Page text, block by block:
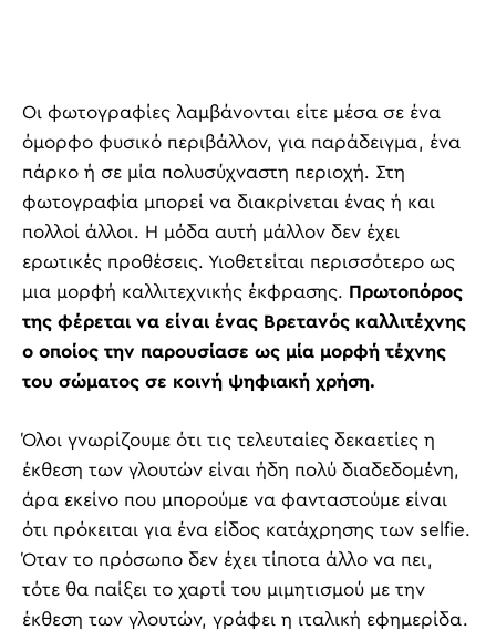
Οι φωτογραφίες λαμβάνονται είτε μέσα σε ένα
όμορφο φυσικό περιβάλλον, για παράδειγμα, ένα
πάρκο ή σε μία πολυσύχναστη περιοχή. Στη
φωτογραφία μπορεί να διακρίνεται ένας ή και
πολλοί άλλοι. Η μόδα αυτή μάλλον δεν έχει
ερωτικές προθέσεις. Υιοθετείται περισσότερο ως
μια μορφή καλλιτεχνικής έκφρασης. Πρωτοπόρος
της φέρεται να είναι ένας Βρετανός καλλιτέχνης
ο οποίος την παρουσίασε ως μία μορφή τέχνης
του σώματος σε κοινή ψηφιακή χρήση.
Όλοι γνωρίζουμε ότι τις τελευταίες δεκαετίες η
έκθεση των γλουτών είναι ήδη πολύ διαδεδομένη,
άρα εκείνο που μπορούμε να φανταστούμε είναι
ότι πρόκειται για ένα είδος κατάχρησης των selfie.
Όταν το πρόσωπο δεν έχει τίποτα άλλο να πει,
τότε θα παίξει το χαρτί του μιμητισμού με την
έκθεση των γλουτών, γράφει η ιταλική εφημερίδα.